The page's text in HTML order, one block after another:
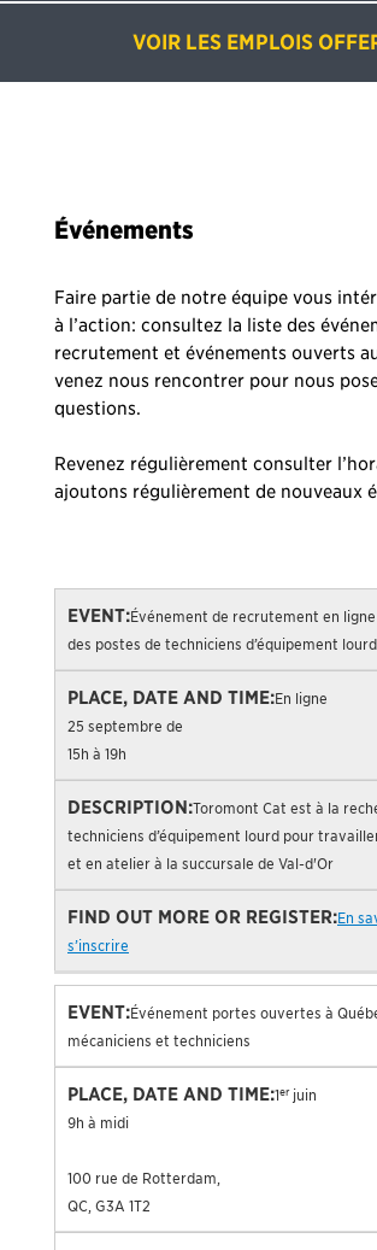
VOIR LES EMPLOIS
Événements
Faire partie de notre équipe vous
à l’action: consultez la liste des
recrutement et événements ouverts
venez nous rencontrer pour nous
questions.
Revenez régulièrement consulter
ajoutons régulièrement de nouveaux
Événement
Lieu,
date
et
heure
Événement de recrutement en
des postes de techniciens d’équipement
En ligne
25 septembre de
15h à 19h
Toromont Cat est à la
techniciens d’équipement lourd pour
et en atelier à la succursale de Val-d'Or
En
s’inscrire
Événement portes ouvertes à
mécaniciens et techniciens
1erjuin
9h à midi
100 rue de Rotterdam,
QC, G3A 1T2